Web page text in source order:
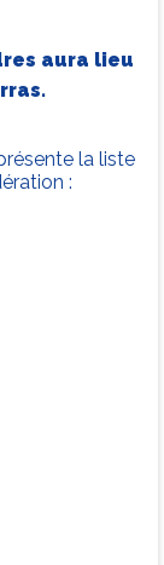
aura lieu
la liste
: